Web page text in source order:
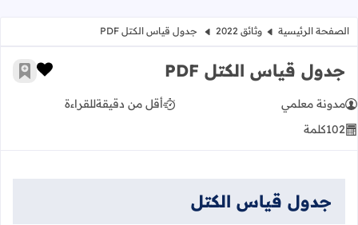
الصفحة الرئيسية وثائق 2022 جدول قياس الكتل PDF
جدول قياس الكتل PDF زر
أضف
مدونة معلمي أقل من دقيقةللقراءة
102كلمة
جدول قياس الكتل